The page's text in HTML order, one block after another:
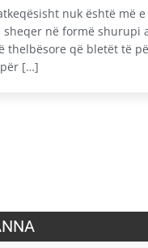
nuk është më
në formë shurupi
thelbësore që bletët të
[…]